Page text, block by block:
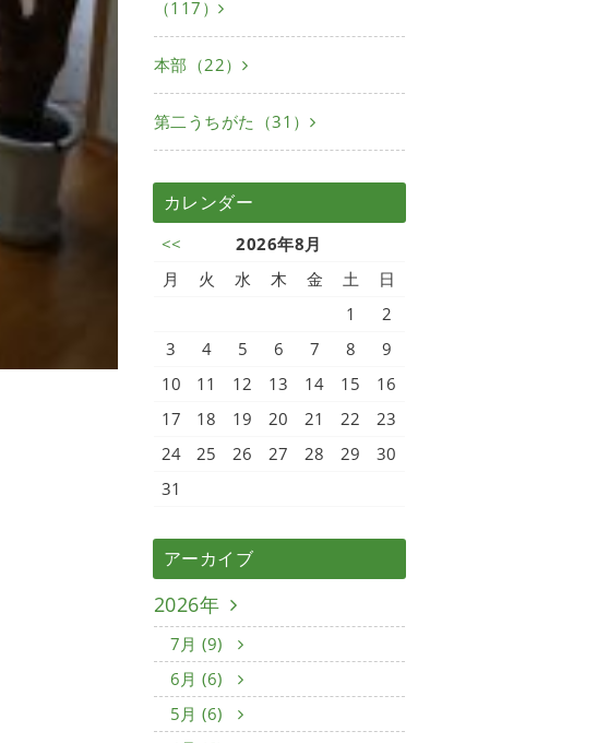
（117）
本部（22）
第二うちがた（31）
カレンダー
<<
2026年8月
月
火 水 木 金 土
日
1
2
3
4 5 6 7 8
9
10
11 12 13 14 15
16
17
18 19 20 21 22
23
24
25 26 27 28 29
30
31
アーカイブ
2026年
7月 (9)
6月 (6)
5月 (6)